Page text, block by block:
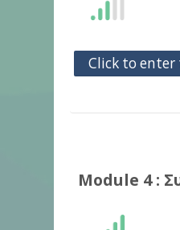
Click to enter
Module 4 :